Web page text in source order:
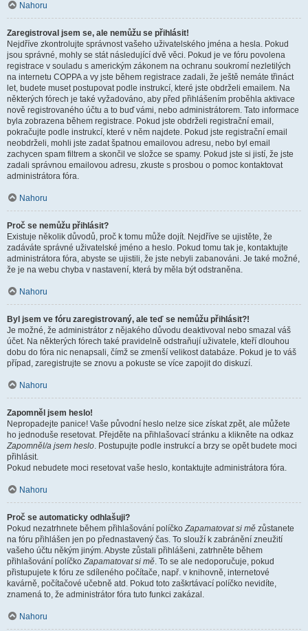
Nahoru
Zaregistroval jsem se, ale nemůžu se přihlásit!
Nejdříve zkontrolujte správnost vašeho uživatelského jména a hesla. Pokud
jsou správné, mohly se stát následující dvě věci. Pokud je ve fóru povolena
registrace v souladu s americkým zákonem na ochranu soukromí nezletilých
na internetu COPPA a vy jste během registrace zadali, že ještě nemáte třináct
let, budete muset postupovat podle instrukcí, které jste obdrželi emailem. Na
některých fórech je také vyžadováno, aby před přihlášením proběhla aktivace
nově registrovaného účtu a to buď vámi, nebo administrátorem. Tato informace
byla zobrazena během registrace. Pokud jste obdrželi registrační email,
pokračujte podle instrukcí, které v něm najdete. Pokud jste registrační email
neobdrželi, mohli jste zadat špatnou emailovou adresu, nebo byl email
zachycen spam filtrem a skončil ve složce se spamy. Pokud jste si jistí, že jste
zadali správnou emailovou adresu, zkuste s prosbou o pomoc kontaktovat
administrátora fóra.
Nahoru
Proč se nemůžu přihlásit?
Existuje několik důvodů, proč k tomu může dojít. Nejdříve se ujistěte, že
zadáváte správné uživatelské jméno a heslo. Pokud tomu tak je, kontaktujte
administrátora fóra, abyste se ujistili, že jste nebyli zabanováni. Je také možné,
že je na webu chyba v nastavení, která by měla být odstraněna.
Nahoru
Byl jsem ve fóru zaregistrovaný, ale teď se nemůžu přihlásit?!
Je možné, že administrátor z nějakého důvodu deaktivoval nebo smazal váš
účet. Na některých fórech také pravidelně odstraňují uživatele, kteří dlouhou
dobu do fóra nic nenapsali, čímž se zmenší velikost databáze. Pokud je to váš
případ, zaregistrujte se znovu a pokuste se více zapojit do diskuzí.
Nahoru
Zapomněl jsem heslo!
Nepropadejte panice! Vaše původní heslo nelze sice získat zpět, ale můžete
ho jednoduše resetovat. Přejděte na přihlašovací stránku a klikněte na odkaz
Zapomněl/a jsem heslo. Postupujte podle instrukcí a brzy se opět budete moci
přihlásit.
Pokud nebudete moci resetovat vaše heslo, kontaktujte administrátora fóra.
Nahoru
Proč se automaticky odhlašuji?
Pokud nezatrhnete během přihlašování políčkoZapamatovat si mě zůstanete
na fóru přihlášen jen po přednastavený čas. To slouží k zabránění zneužití
vašeho účtu někým jiným. Abyste zůstali přihlášeni, zatrhněte během
přihlašování políčkoZapamatovat si mě. To se ale nedoporučuje, pokud
přistupujete k fóru ze sdíleného počítače, např. v knihovně, internetové
kavárně, počítačové učebně atd. Pokud toto zaškrtávací políčko nevidíte,
znamená to, že administrátor fóra tuto funkci zakázal.
Nahoru